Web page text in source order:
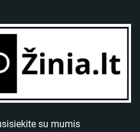
su mumis